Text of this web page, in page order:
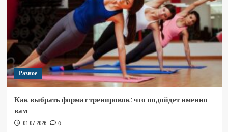
Разное
Как выбрать формат тренировок: что подойдет именно
вам
01.07.2026 0